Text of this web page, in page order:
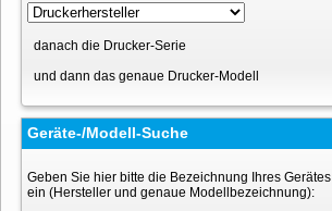
danach die Drucker-Serie
und dann das genaue Drucker-Modell
Geräte-/Modell-Suche
Geben Sie hier bitte die Bezeichnung Ihres Gerätes
ein (Hersteller und genaue Modellbezeichnung):